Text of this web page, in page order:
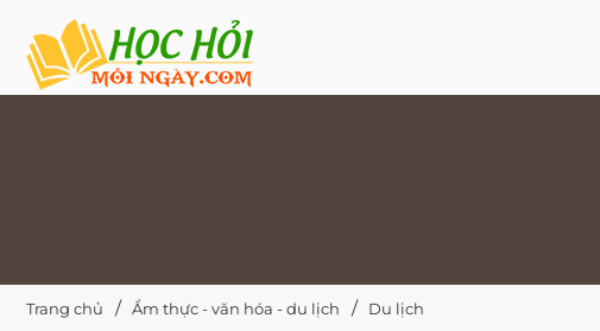
Trang chủ Ẩm thực - văn hóa - du lịch Du lịch